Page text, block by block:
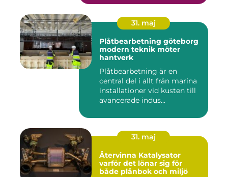
31. maj
Plåtbearbetning göteborg
modern teknik möter
hantverk
Plåtbearbetning är en
central del i allt från marina
installationer vid kusten till
avancerade indus...
31. maj
Återvinna Katalysator
varför det lönar sig för
både plånbok och miljö